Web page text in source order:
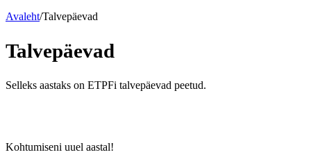
Avaleht/Talvepäevad
Talvepäevad
Selleks aastaks on ETPFi talvepäevad peetud.
Kohtumiseni uuel aastal!